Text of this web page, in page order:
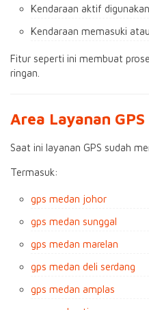
Kendaraan aktif digunakan
Kendaraan memasuki
Fitur seperti ini membuat
ringan.
Area Layanan
Saat ini layanan GPS sudah
Termasuk:
gps medan johor
gps medan sunggal
gps medan marelan
gps medan deli serdang
gps medan amplas